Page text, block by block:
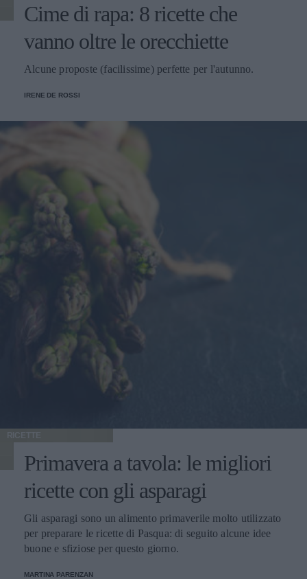
Cime di rapa: 8 ricette che
vanno oltre le orecchiette
Alcune proposte (facilissime) perfette per l'autunno.
IRENE DE ROSSI
RICETTE
Primavera a tavola: le migliori
ricette con gli asparagi
Gli asparagi sono un alimento primaverile molto utilizzato
per preparare le ricette di Pasqua: di seguito alcune idee
buone e sfiziose per questo giorno.
MARTINA PARENZAN